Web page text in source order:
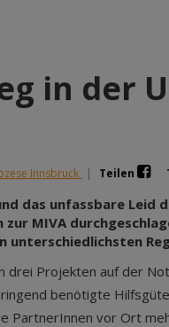
in der
Innsbruck | Teilen
das unfassbare Leid
zur MIVA
unterschiedlichsten
drei Projekten auf der
benötigte
PartnerInnen vor Ort